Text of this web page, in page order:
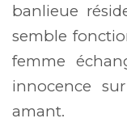
banlieue
semble
femme
innocence
amant.